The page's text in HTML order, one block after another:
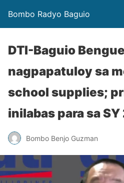
Bombo Radyo Baguio
DTI-Baguio
nagpapatuloy sa
school supplies;
inilabas para sa
Bombo Benjo Guzman